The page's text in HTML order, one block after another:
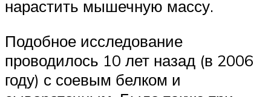
нарастить мышечную массу.
Подобное исследование
проводилось 10 лет назад (в 2006
году) с соевым белком и